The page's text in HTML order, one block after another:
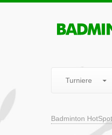
Turniere
Badminton